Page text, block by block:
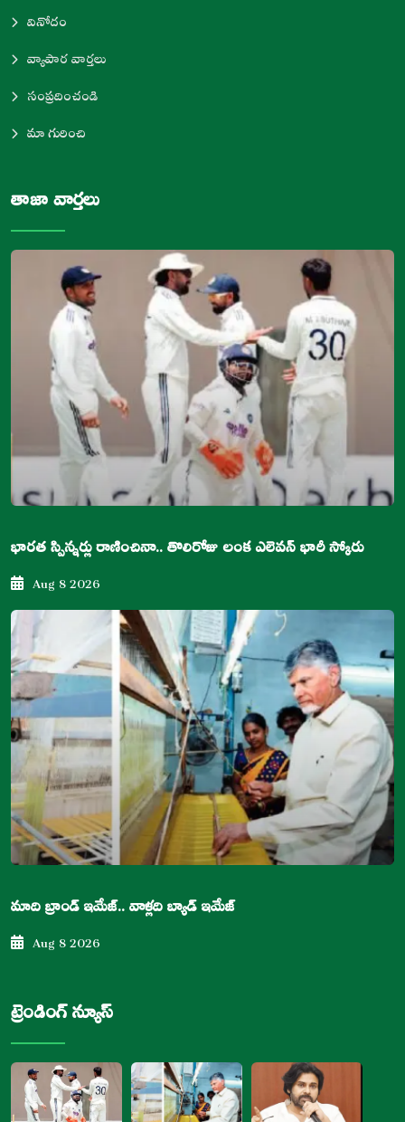
వినోదం
వ్యాపార వార్తలు
సంప్రదించండి
మా గురించి
తాజా వార్తలు
భారత స్పిన్నర్లు రాణించినా.. తొలిరోజు లంక ఎలెవన్ భారీ స్కోరు
Aug 8 2026
మాది బ్రాండ్ ఇమేజ్.. వాళ్లది బ్యాడ్ ఇమేజ్
Aug 8 2026
ట్రెండింగ్ న్యూస్